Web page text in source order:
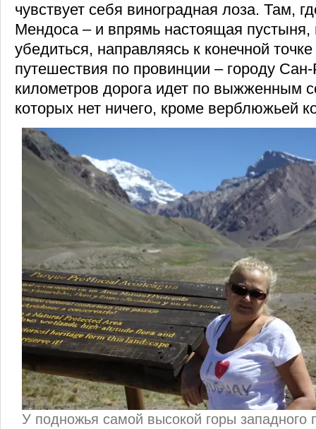
чувствует себя виноградная лоза. Там,
Мендоса – и впрямь настоящая
убедиться, направляясь к конечной
путешествия по провинции – городу
километров дорога идет по выжженным
которых нет ничего, кроме верблюжьей
У подножья самой высокой горы западного